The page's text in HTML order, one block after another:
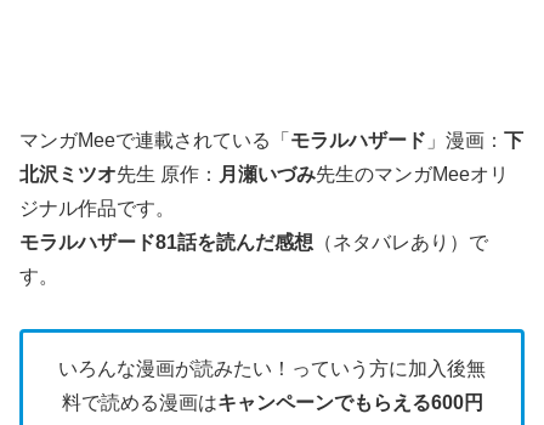
マンガMeeで連載されている「 モラルハザード 」漫画： 下
北沢ミツオ先生 原作： 月瀬いづみ先生のマンガMeeオリ
ジナル作品です。
モラルハザード81話を読んだ感想 （ネタバレあり）で
す。
いろんな漫画が読みたい！っていう方に加入後無
料で読める漫画はキャンペーンでもらえる600円